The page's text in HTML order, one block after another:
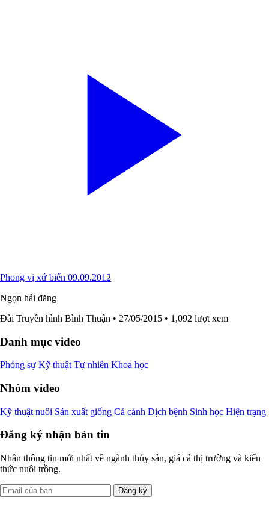
Phong vị xứ biển 09.09.2012
Ngọn hải đăng
Đài Truyền hình Bình Thuận • 27/05/2015 • 1,092 lượt xem
Danh mục video
Phóng sự Kỹ thuật Tự nhiên Khoa học
Nhóm video
Kỹ thuật nuôi Sản xuất giống Cá cảnh Dịch bệnh Sinh học Hiện trạng
Đăng ký nhận bản tin
Nhận thông tin mới nhất về ngành thủy sản, giá cả thị trường và kiến
thức nuôi trồng.
Đăng ký